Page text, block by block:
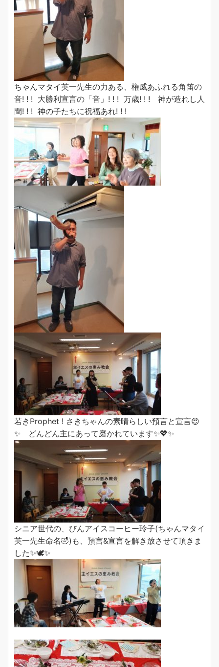
ちゃんマタイ英一先生の力ある、権威あふれる角笛の
音! ! ! 大勝利宣言の「音」! ! ! 万歳! ! ! 神が造れし人
間! ! ! 神の子たちに祝福あれ! ! !
若き Prophet ! さきちゃんの素晴らしい預言と宣言😍
✨ どんどん主にあって磨かれています✨💖✨
シニア世代の、びんアイスコーヒー玲子(ちゃんマタイ
英一先生命名🤣)も、預言&宣言を解き放させて頂きま
した✨🕊✨